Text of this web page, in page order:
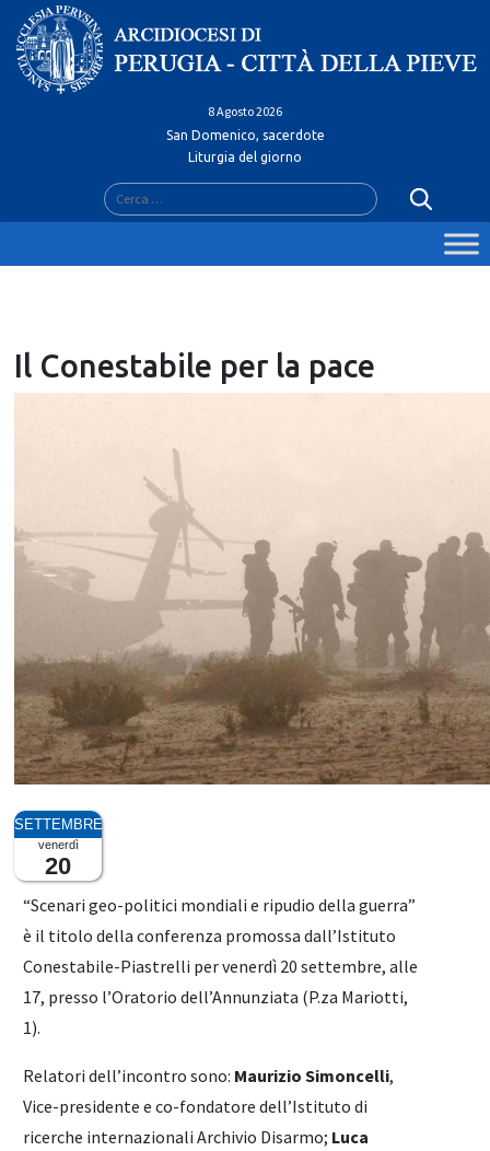
Skip
content
8 Agosto 2026
San Domenico, sacerdote
Liturgia del giorno
Ricerca
per:
Il Conestabile per la pace
venerdì
20
“Scenari geo-politici mondiali e ripudio della guerra”
è il titolo della conferenza promossa dall’Istituto
Conestabile-Piastrelli per venerdì 20 settembre, alle
17, presso l’Oratorio dell’Annunziata (P.za Mariotti,
1).
Relatori dell’incontro sono: Maurizio Simoncelli,
Vice-presidente e co-fondatore dell’Istituto di
ricerche internazionali Archivio Disarmo; Luca